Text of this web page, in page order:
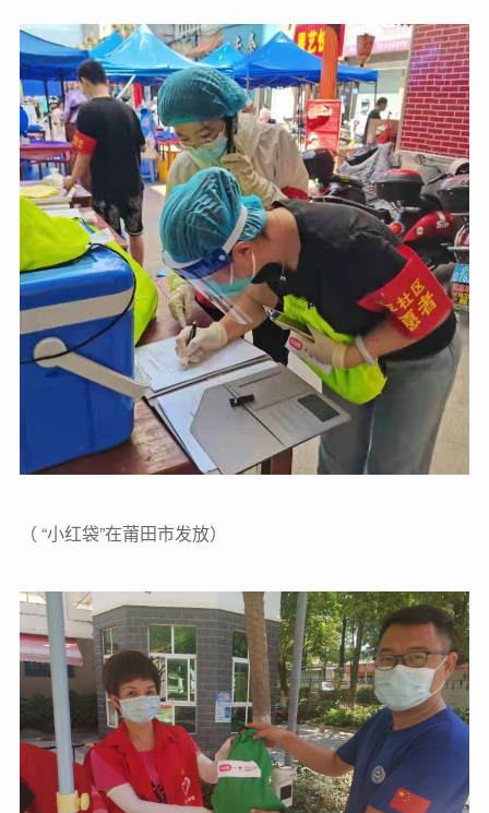
（ “小红袋”在莆田市发放）